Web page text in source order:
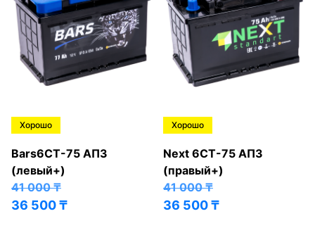
Хорошо
Bars6СТ-75 АПЗ
(левый+)
41 000₸
36 500₸
Хорошо
Next 6СТ-75 АПЗ
(правый+)
41 000₸
36 500₸